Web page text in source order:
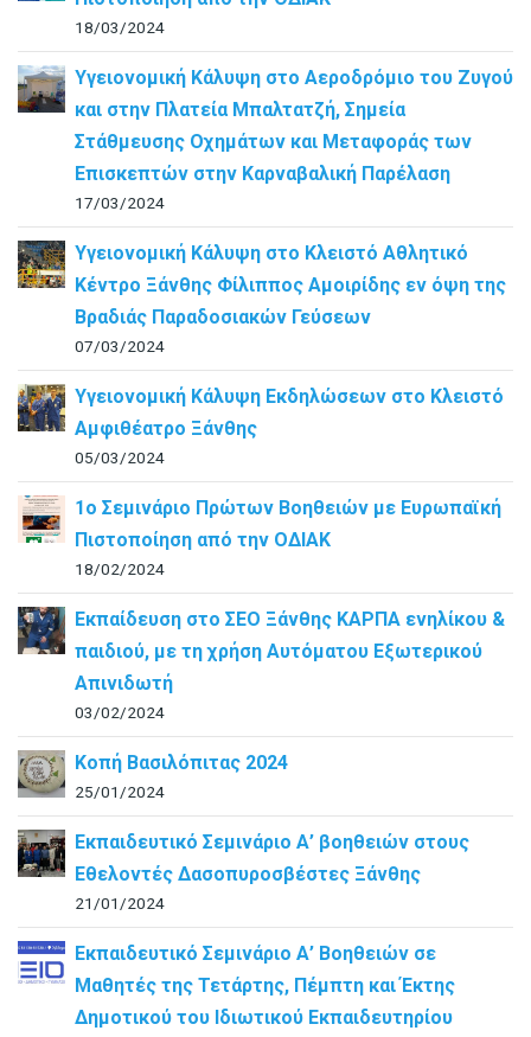
18/03/2024
Υγειονομική Κάλυψη στο Αεροδρόμιο του Ζυγού
και στην Πλατεία Μπαλτατζή, Σημεία
Στάθμευσης Οχημάτων και Μεταφοράς των
Επισκεπτών στην Καρναβαλική Παρέλαση
17/03/2024
Υγειονομική Κάλυψη στο Κλειστό Αθλητικό
Κέντρο Ξάνθης Φίλιππος Αμοιρίδης εν όψη της
Βραδιάς Παραδοσιακών Γεύσεων
07/03/2024
Υγειονομική Κάλυψη Εκδηλώσεων στο Κλειστό
Αμφιθέατρο Ξάνθης
05/03/2024
1ο Σεμινάριο Πρώτων Βοηθειών με Ευρωπαϊκή
Πιστοποίηση από την ΟΔΙΑΚ
18/02/2024
Εκπαίδευση στο ΣΕΟ Ξάνθης ΚΑΡΠΑ ενηλίκου &
παιδιού, με τη χρήση Αυτόματου Εξωτερικού
Απινιδωτή
03/02/2024
Κοπή Βασιλόπιτας 2024
25/01/2024
Εκπαιδευτικό Σεμινάριο Α’ βοηθειών στους
Εθελοντές Δασοπυροσβέστες Ξάνθης
21/01/2024
Εκπαιδευτικό Σεμινάριο Α’ Βοηθειών σε
Μαθητές της Τετάρτης, Πέμπτη και Έκτης
Δημοτικού του Ιδιωτικού Εκπαιδευτηρίου